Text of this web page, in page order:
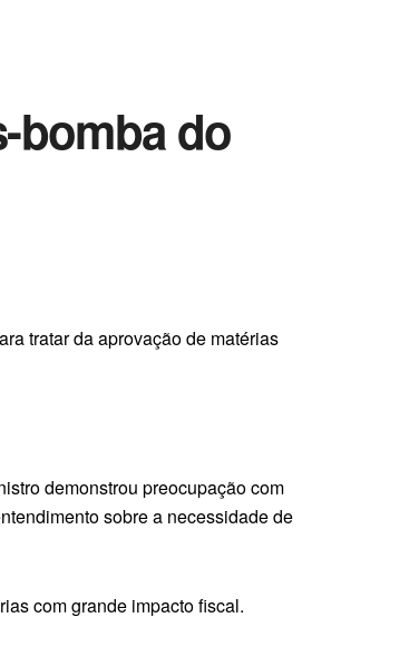
bomba do
tratar da aprovação de matérias
demonstrou preocupação com
sobre a necessidade de
com grande impacto fiscal.